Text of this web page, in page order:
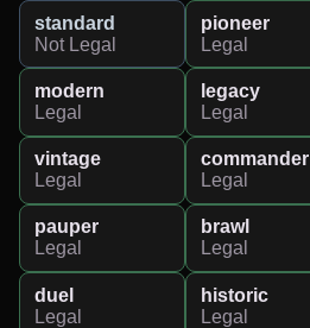
standard
Not Legal
pioneer
Legal
modern
Legal
legacy
Legal
vintage
Legal
commander
Legal
pauper
Legal
brawl
Legal
duel
Legal
historic
Legal